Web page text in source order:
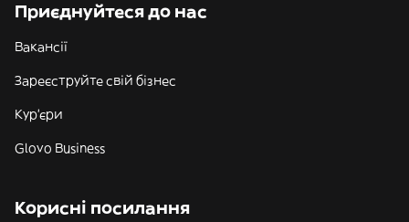
Приєднуйтеся до нас
Вакансії
Зареєструйте свій бізнес
Кур'єри
Glovo Business
Корисні посилання